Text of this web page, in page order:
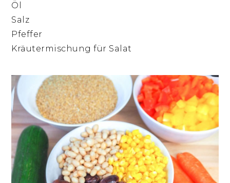
Öl
Salz
Pfeffer
Kräutermischung für Salat